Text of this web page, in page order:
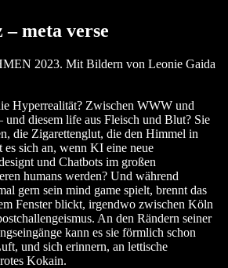
meta verse
2023. Mit Bildern von Leonie Gaida
Hyperrealität? Zwischen WWW und
und diesem life aus Fleisch und Blut? Sie
die Zigarettenglut, die den Himmel in
sich an, wenn KI eine neue
und Chatbots im großen
humans werden? Und während
gern sein mind game spielt, brennt das
Fenster blickt, irgendwo zwischen Köln
An den Rändern seiner
kann es sie förmlich schon
und sich erinnern, an lettische
Kokain.